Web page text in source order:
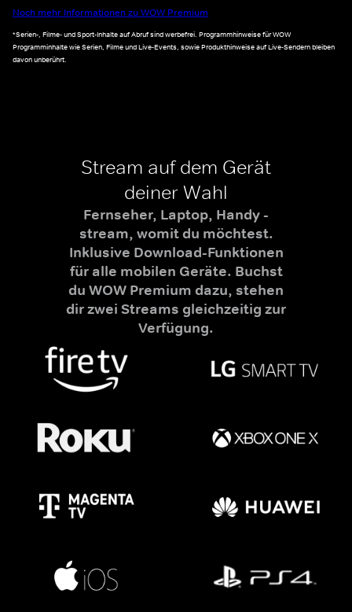
Noch mehr Informationen zu WOW Premium
*Serien-, Filme- und Sport-Inhalte auf Abruf sind werbefrei. Programmhinweise für WOW
Programminhalte wie Serien, Filme und Live-Events, sowie Produkthinweise auf Live-Sendern bleiben
davon unberührt.
Stream auf dem Gerät
deiner Wahl
Fernseher, Laptop, Handy -
stream, womit du möchtest.
Inklusive Download-Funktionen
für alle mobilen Geräte. Buchst
du WOW Premium dazu, stehen
dir zwei Streams gleichzeitig zur
Verfügung.